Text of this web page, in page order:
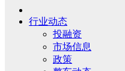
行业动态
投融资
市场信息
政策